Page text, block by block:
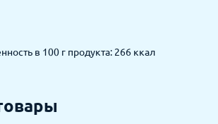
в 100 г продукта: 266 ккал